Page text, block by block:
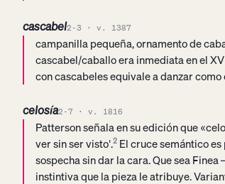
cascabel2-3 · v. 1387
campanilla pequeña, ornamento de
cascabel/caballo era inmediata en el
con cascabeles equivale a danzar
celosía2-7 · v. 1816
Patterson señala en su edición que
ver sin ser visto'.2 El cruce semántico
sospecha sin dar la cara. Que sea
instintiva que la pieza le atribuye.